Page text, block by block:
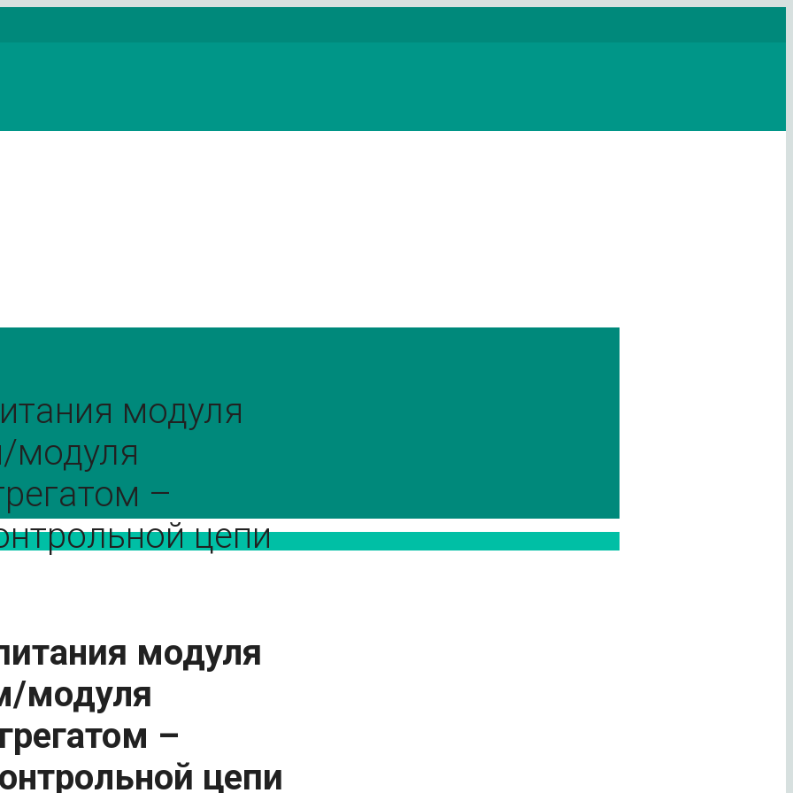
модуля
модуля
–
цепи
модуля
модуля
–
цепи